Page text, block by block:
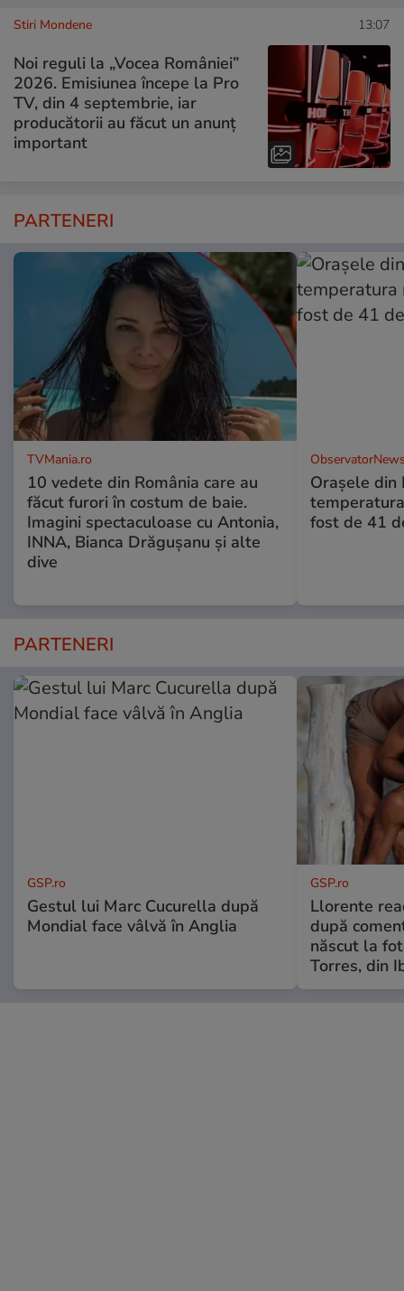
Stiri Mondene 13:07
Noi reguli la „Vocea României”
2026. Emisiunea începe la Pro
TV, din 4 septembrie, iar
producătorii au făcut un anunț
important
PARTENERI
TVMania.ro
10 vedete din România care au
făcut furori în costum de baie.
Imagini spectaculoase cu Antonia,
INNA, Bianca Drăgușanu și alte
dive
Oraşele din
fost de 41
PARTENERI
GSP.ro
Gestul lui Marc Cucurella după
Mondial face vâlvă în Anglia
GSP.ro
Llorente
după
născut la
Torres, din